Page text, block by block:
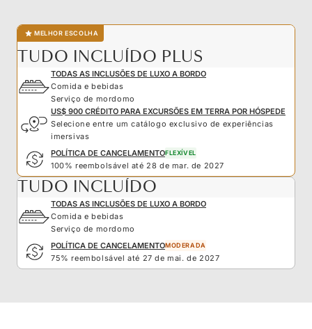
MELHOR ESCOLHA
TUDO INCLUÍDO PLUS
TODAS AS INCLUSÕES DE LUXO A BORDO
Comida e bebidas
Serviço de mordomo
US$ 900 CRÉDITO PARA EXCURSÕES EM TERRA POR HÓSPEDE
Selecione entre um catálogo exclusivo de experiências
imersivas
POLÍTICA DE CANCELAMENTOFLEXÍVEL
100% reembolsável até 28 de mar. de 2027
TUDO INCLUÍDO
TODAS AS INCLUSÕES DE LUXO A BORDO
Comida e bebidas
Serviço de mordomo
POLÍTICA DE CANCELAMENTOMODERADA
75% reembolsável até 27 de mai. de 2027